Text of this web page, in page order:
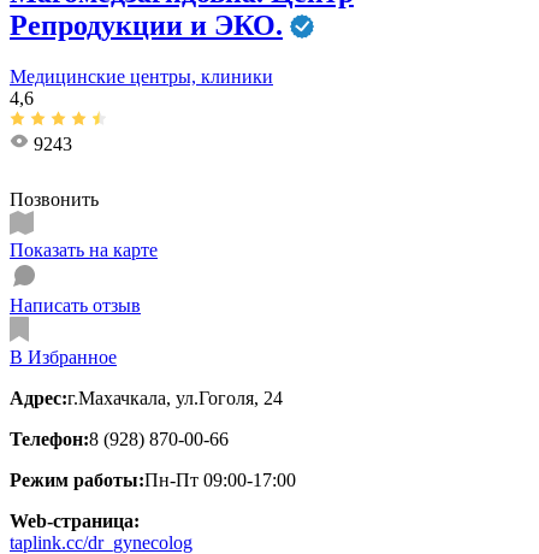
Репродукции и ЭКО.
Медицинские центры, клиники
4,6
9243
Позвонить
Показать на карте
Написать отзыв
В Избранное
Адрес:г.Махачкала, ул.Гоголя, 24
Телефон:8 (928) 870-00-66
Режим работы:Пн-Пт 09:00-17:00
Web-страница:
taplink.cc/dr_gynecolog